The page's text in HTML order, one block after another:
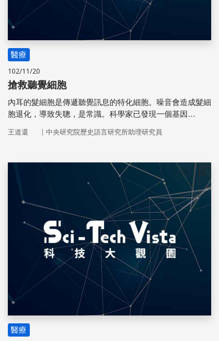
醫療
102/11/20
搶救聽覺細胞
內耳的髮細胞是傳遞聽覺訊息的特化細胞。噪音會造成髮細
胞退化，導致失聰，是常識。科學家已發現一個基因
胞。
王道還 ｜ 中央研究院歷史語言研究所助理研究員
儲存
醫療